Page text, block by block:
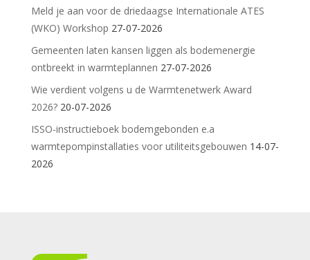
Meld je aan voor de driedaagse Internationale ATES
(WKO) Workshop 27-07-2026
Gemeenten laten kansen liggen als bodemenergie
ontbreekt in warmteplannen 27-07-2026
Wie verdient volgens u de Warmtenetwerk Award
2026? 20-07-2026
ISSO-instructieboek bodemgebonden e.a
warmtepompinstallaties voor utiliteitsgebouwen 14-07-
2026